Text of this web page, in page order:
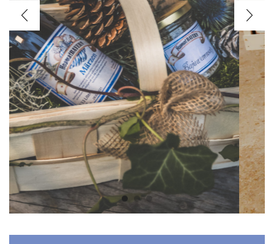
Museumsbiere
Wir haben für jeden
den passenden Vorrat
JETZT KAUFEN